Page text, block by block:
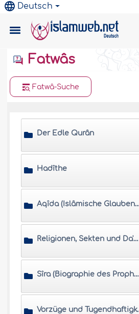
Deutsch
Fatwâs
Fatwâ-Suche
Der Edle Qurân
Hadîthe
Aqîda (Islâmische
Religionen, Sekten und Da'wa (Einladung zum Islâm)
Sîra (Biographie des Propheten)